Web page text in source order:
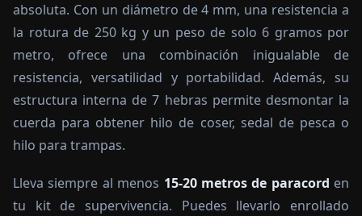
absoluta. Con un diámetro de 4 mm, una resistencia a
la rotura de 250 kg y un peso de solo 6 gramos por
metro, ofrece una combinación inigualable de
resistencia, versatilidad y portabilidad. Además, su
estructura interna de 7 hebras permite desmontar la
cuerda para obtener hilo de coser, sedal de pesca o
hilo para trampas.
Lleva siempre al menos 15-20 metros de paracord en
tu kit de supervivencia. Puedes llevarlo enrollado